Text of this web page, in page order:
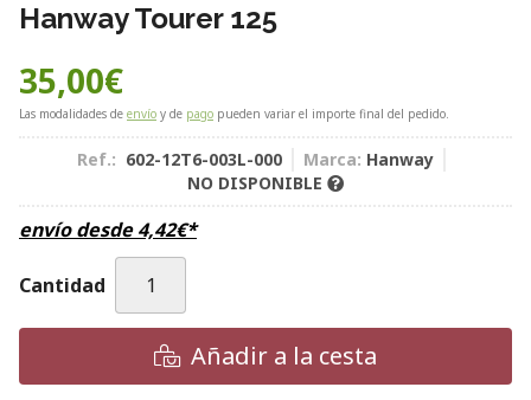
Hanway Tourer 125
35,00€
Las modalidades de envío y de pago pueden variar el importe final del pedido.
Ref.: 602-12T6-003L-000 Marca: Hanway
NO DISPONIBLE
envío desde4,42€*
Cantidad
Añadir a la cesta